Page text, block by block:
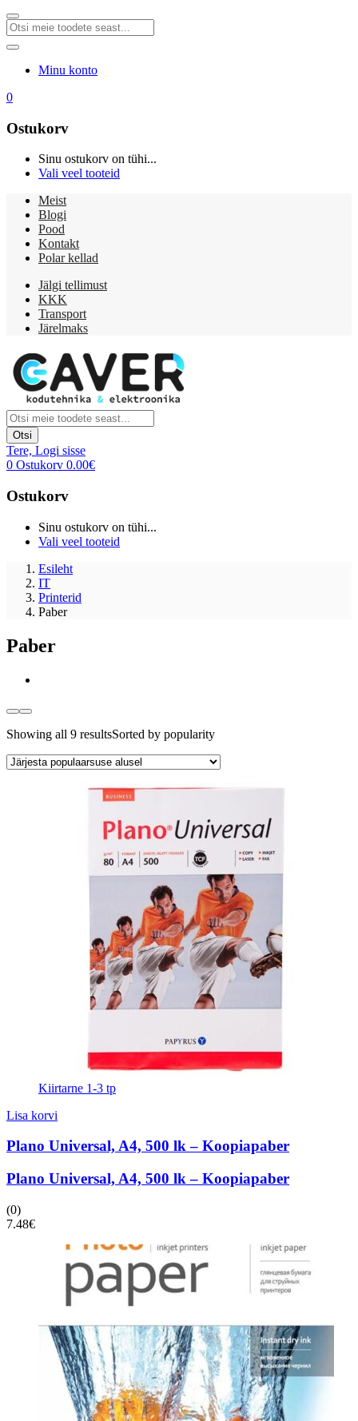
Minu konto
0
Ostukorv
Sinu ostukorv on tühi...
Vali veel tooteid
Meist
Blogi
Pood
Kontakt
Polar kellad
Jälgi tellimust
KKK
Transport
Järelmaks
Otsi
Tere, Logi sisse
0 Ostukorv 0.00€
Ostukorv
Sinu ostukorv on tühi...
Vali veel tooteid
Esileht
IT
Printerid
Paber
Paber
Showing all 9 resultsSorted by popularity
Kiirtarne 1-3 tp
Lisa korvi
Plano Universal, A4, 500 lk – Koopiapaber
Plano Universal, A4, 500 lk – Koopiapaber
(0)
7.48€